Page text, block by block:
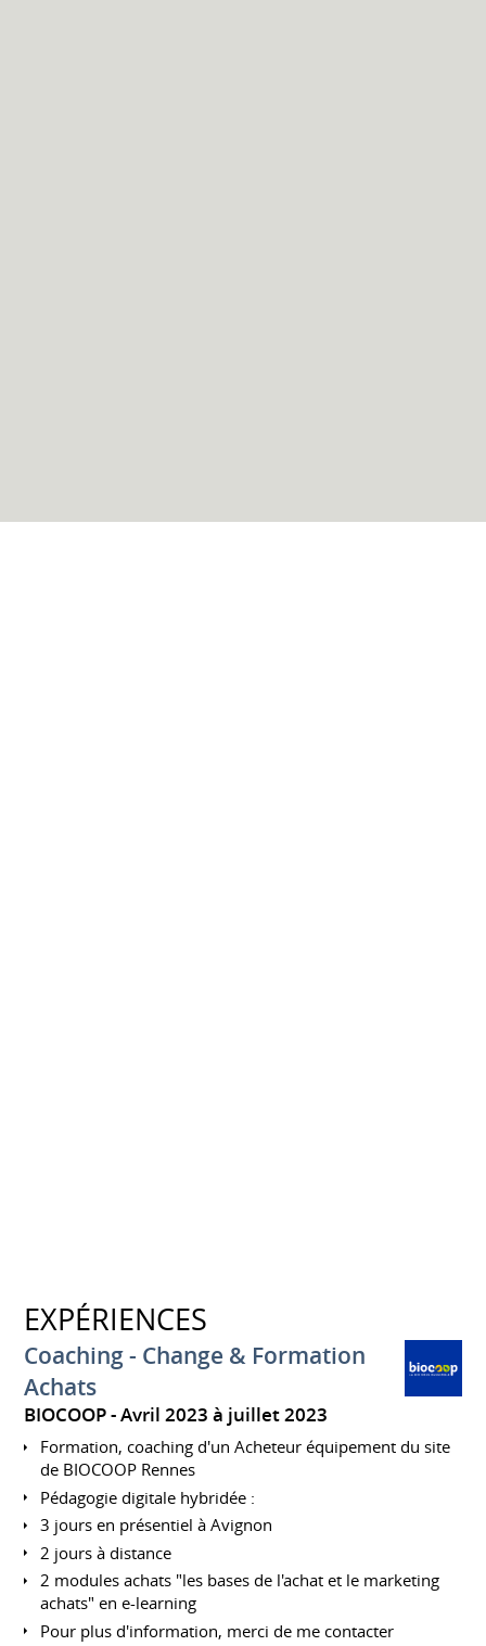
EXPÉRIENCES
Coaching - Change & Formation
Achats
BIOCOOP Avril 2023 à juillet 2023
Formation, coaching d'un Acheteur équipement du site
de BIOCOOP Rennes
Pédagogie digitale hybridée :
3 jours en présentiel à Avignon
2 jours à distance
2 modules achats "les bases de l'achat et le marketing
achats" en e-learning
Pour plus d'information, merci de me contacter